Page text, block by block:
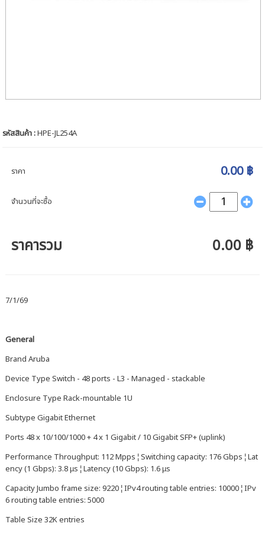
รหัสสินค้า :HPE-JL254A
ราคา 0.00 ฿
จำนวนที่จะซื้อ
ราคารวม 0.00 ฿
7/1/69
General
Brand Aruba
Device Type Switch - 48 ports - L3 - Managed - stackable
Enclosure Type Rack-mountable 1U
Subtype Gigabit Ethernet
Ports 48 x 10/100/1000 + 4 x 1 Gigabit / 10 Gigabit SFP+ (uplink)
Performance Throughput: 112 Mpps ¦ Switching capacity: 176 Gbps ¦ Lat
ency (1 Gbps): 3.8 µs ¦ Latency (10 Gbps): 1.6 µs
Capacity Jumbo frame size: 9220 ¦ IPv4 routing table entries: 10000 ¦ IPv
6 routing table entries: 5000
Table Size 32K entries